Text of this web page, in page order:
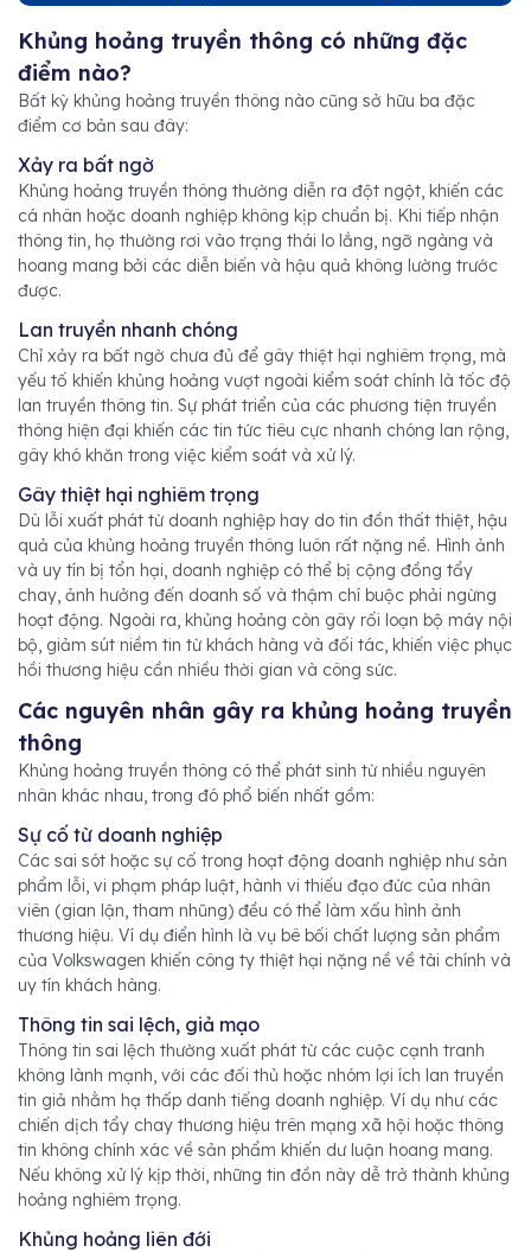
Khủng hoảng truyền thông có những đặc
điểm nào?
Bất kỳ khủng hoảng truyền thông nào cũng sở hữu ba đặc
điểm cơ bản sau đây:
Xảy ra bất ngờ
Khủng hoảng truyền thông thường diễn ra đột ngột, khiến các
cá nhân hoặc doanh nghiệp không kịp chuẩn bị. Khi tiếp nhận
thông tin, họ thường rơi vào trạng thái lo lắng, ngỡ ngàng và
hoang mang bởi các diễn biến và hậu quả không lường trước
được.
Lan truyền nhanh chóng
Chỉ xảy ra bất ngờ chưa đủ để gây thiệt hại nghiêm trọng, mà
yếu tố khiến khủng hoảng vượt ngoài kiểm soát chính là tốc độ
lan truyền thông tin. Sự phát triển của các phương tiện truyền
thông hiện đại khiến các tin tức tiêu cực nhanh chóng lan rộng,
gây khó khăn trong việc kiểm soát và xử lý.
Gây thiệt hại nghiêm trọng
Dù lỗi xuất phát từ doanh nghiệp hay do tin đồn thất thiệt, hậu
quả của khủng hoảng truyền thông luôn rất nặng nề. Hình ảnh
và uy tín bị tổn hại, doanh nghiệp có thể bị cộng đồng tẩy
chay, ảnh hưởng đến doanh số và thậm chí buộc phải ngừng
hoạt động. Ngoài ra, khủng hoảng còn gây rối loạn bộ máy nội
bộ, giảm sút niềm tin từ khách hàng và đối tác, khiến việc phục
hồi thương hiệu cần nhiều thời gian và công sức.
Các nguyên nhân gây ra khủng hoảng truyền
thông
Khủng hoảng truyền thông có thể phát sinh từ nhiều nguyên
nhân khác nhau, trong đó phổ biến nhất gồm:
Sự cố từ doanh nghiệp
Các sai sót hoặc sự cố trong hoạt động doanh nghiệp như sản
phẩm lỗi, vi phạm pháp luật, hành vi thiếu đạo đức của nhân
viên (gian lận, tham nhũng) đều có thể làm xấu hình ảnh
thương hiệu. Ví dụ điển hình là vụ bê bối chất lượng sản phẩm
của Volkswagen khiến công ty thiệt hại nặng nề về tài chính và
uy tín khách hàng.
Thông tin sai lệch, giả mạo
Thông tin sai lệch thường xuất phát từ các cuộc cạnh tranh
không lành mạnh, với các đối thủ hoặc nhóm lợi ích lan truyền
tin giả nhằm hạ thấp danh tiếng doanh nghiệp. Ví dụ như các
chiến dịch tẩy chay thương hiệu trên mạng xã hội hoặc thông
tin không chính xác về sản phẩm khiến dư luận hoang mang.
Nếu không xử lý kịp thời, những tin đồn này dễ trở thành khủng
hoảng nghiêm trọng.
Khủng hoảng liên đới